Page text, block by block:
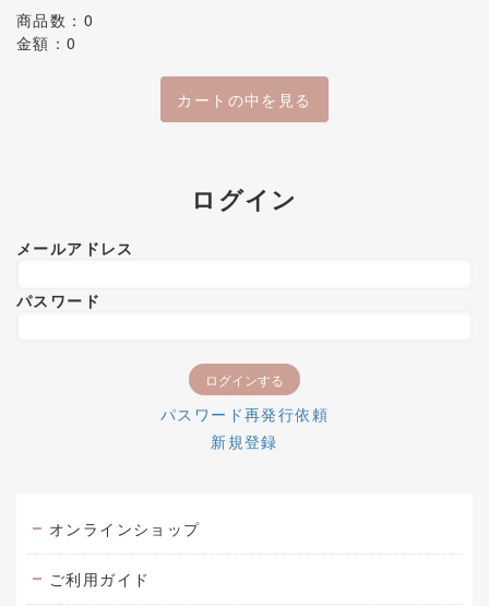
商品数：0
金額：0
カートの中を見る
ログイン
メールアドレス
パスワード
パスワード再発行依頼
新規登録
オンラインショップ
ご利用ガイド